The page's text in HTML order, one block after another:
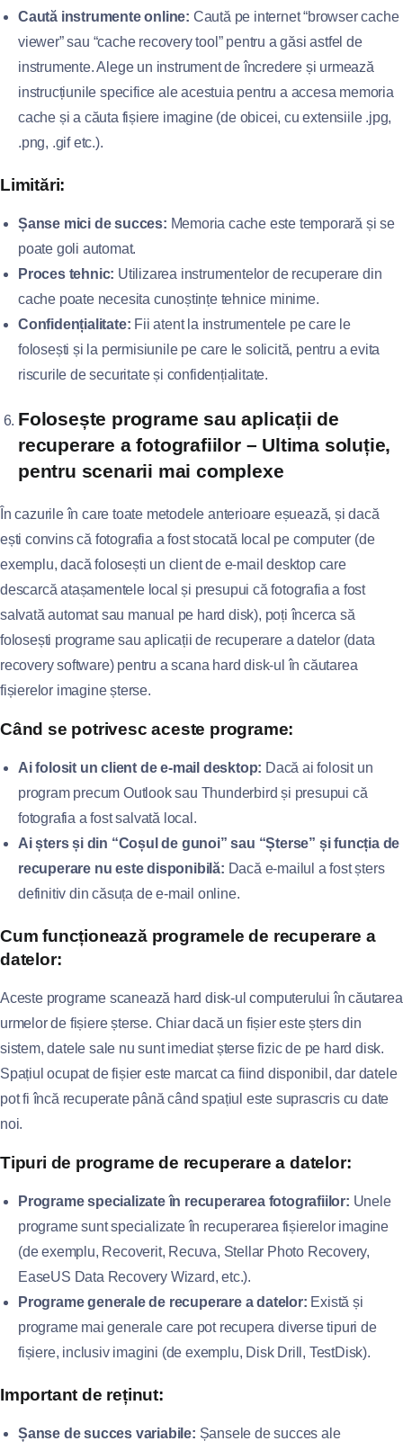
Caută instrumente online: Caută pe internet “browser cache
viewer” sau “cache recovery tool” pentru a găsi astfel de
instrumente. Alege un instrument de încredere și urmează
instrucțiunile specifice ale acestuia pentru a accesa memoria
cache și a căuta fișiere imagine (de obicei, cu extensiile .jpg,
.png, .gif etc.).
Limitări:
Șanse mici de succes: Memoria cache este temporară și se
poate goli automat.
Proces tehnic: Utilizarea instrumentelor de recuperare din
cache poate necesita cunoștințe tehnice minime.
Confidențialitate: Fii atent la instrumentele pe care le
folosești și la permisiunile pe care le solicită, pentru a evita
riscurile de securitate și confidențialitate.
Folosește programe sau aplicații de
recuperare a fotografiilor – Ultima soluție,
pentru scenarii mai complexe
În cazurile în care toate metodele anterioare eșuează, și dacă
ești convins că fotografia a fost stocată local pe computer (de
exemplu, dacă folosești un client de e-mail desktop care
descarcă atașamentele local și presupui că fotografia a fost
salvată automat sau manual pe hard disk), poți încerca să
folosești programe sau aplicații de recuperare a datelor (data
recovery software) pentru a scana hard disk-ul în căutarea
fișierelor imagine șterse.
Când se potrivesc aceste programe:
Ai folosit un client de e-mail desktop: Dacă ai folosit un
program precum Outlook sau Thunderbird și presupui că
fotografia a fost salvată local.
Ai șters și din “Coșul de gunoi” sau “Șterse” și funcția de
recuperare nu este disponibilă: Dacă e-mailul a fost șters
definitiv din căsuța de e-mail online.
Cum funcționează programele de recuperare a
datelor:
Aceste programe scanează hard disk-ul computerului în căutarea
urmelor de fișiere șterse. Chiar dacă un fișier este șters din
sistem, datele sale nu sunt imediat șterse fizic de pe hard disk.
Spațiul ocupat de fișier este marcat ca fiind disponibil, dar datele
pot fi încă recuperate până când spațiul este suprascris cu date
noi.
Tipuri de programe de recuperare a datelor:
Programe specializate în recuperarea fotografiilor: Unele
programe sunt specializate în recuperarea fișierelor imagine
(de exemplu, Recoverit, Recuva, Stellar Photo Recovery,
EaseUS Data Recovery Wizard, etc.).
Programe generale de recuperare a datelor: Există și
programe mai generale care pot recupera diverse tipuri de
fișiere, inclusiv imagini (de exemplu, Disk Drill, TestDisk).
Important de reținut:
Șanse de succes variabile: Șansele de succes ale